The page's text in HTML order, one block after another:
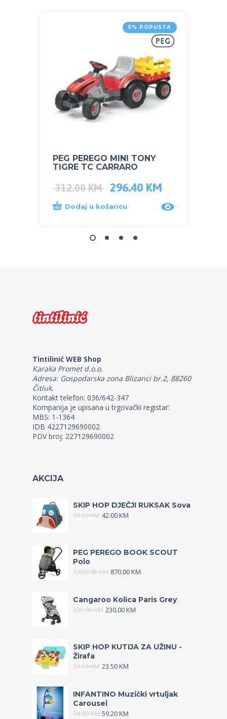
5% POPUSTA
PEG PEREGO MINI TONY
TIGRE TC CARRARO
312.00KM 296.40 KM
Dodaj u košaricu
Tintilinić WEB Shop
Karaka Promet d.o.o.
Adresa: Gospodarska zona Blizanci br.2, 88260
Čitluk.
Kontakt telefon: 036/642-347
Kompanija je upisana u trgovački registar:
MBS: 1-1364
IDB 4227129690002
PDV broj: 227129690002
AKCIJA
SKIP HOP DJEČJI RUKSAK Sova
59.50KM 42.00KM
PEG PEREGO BOOK SCOUT
Polo
1,097.45KM 870.00KM
Cangaroo Kolica Paris Grey
335.00KM 230.00KM
SKIP HOP KUTIJA ZA UŽINU -
Žirafa
33.50KM 23.50KM
INFANTINO Muzički vrtuljak
Carousel
74.00KM 59.20KM